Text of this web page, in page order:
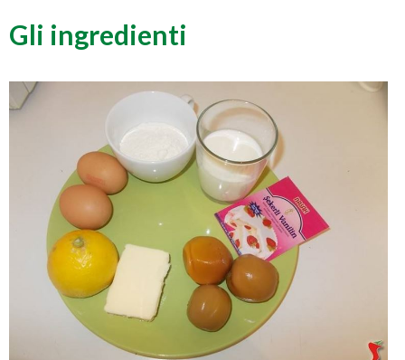
Gli ingredienti